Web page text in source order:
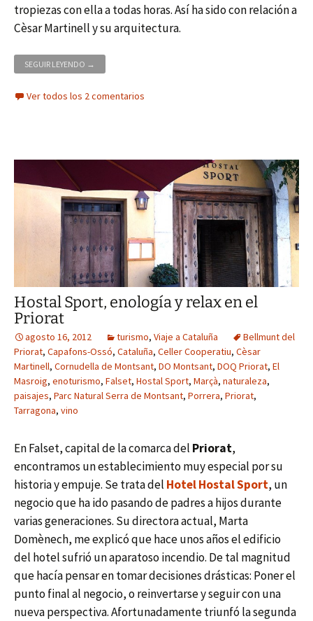
tropiezas con ella a todas horas. Así ha sido con relación a
Cèsar Martinell y su arquitectura.
SEGUIR LEYENDO BODEGAS, COOPERATIVISMO Y MODERNISMO
→
Ver todos los 2 comentarios
Hostal Sport, enología y relax en el
Priorat
agosto 16, 2012 turismo, Viaje a Cataluña
Bellmunt del
Priorat, Capafons-Ossó, Cataluña, Celler Cooperatiu, Cèsar
Martinell, Cornudella de Montsant, DO Montsant, DOQ Priorat, El
Masroig, enoturismo, Falset, Hostal Sport, Marçà, naturaleza,
paisajes, Parc Natural Serra de Montsant, Porrera, Priorat,
Tarragona, vino
En Falset, capital de la comarca del Priorat,
encontramos un establecimiento muy especial por su
historia y empuje. Se trata del Hotel Hostal Sport, un
negocio que ha ido pasando de padres a hijos durante
varias generaciones. Su directora actual, Marta
Domènech, me explicó que hace unos años el edificio
del hotel sufrió un aparatoso incendio. De tal magnitud
que hacía pensar en tomar decisiones drásticas: Poner el
punto final al negocio, o reinvertarse y seguir con una
nueva perspectiva. Afortunadamente triunfó la segunda